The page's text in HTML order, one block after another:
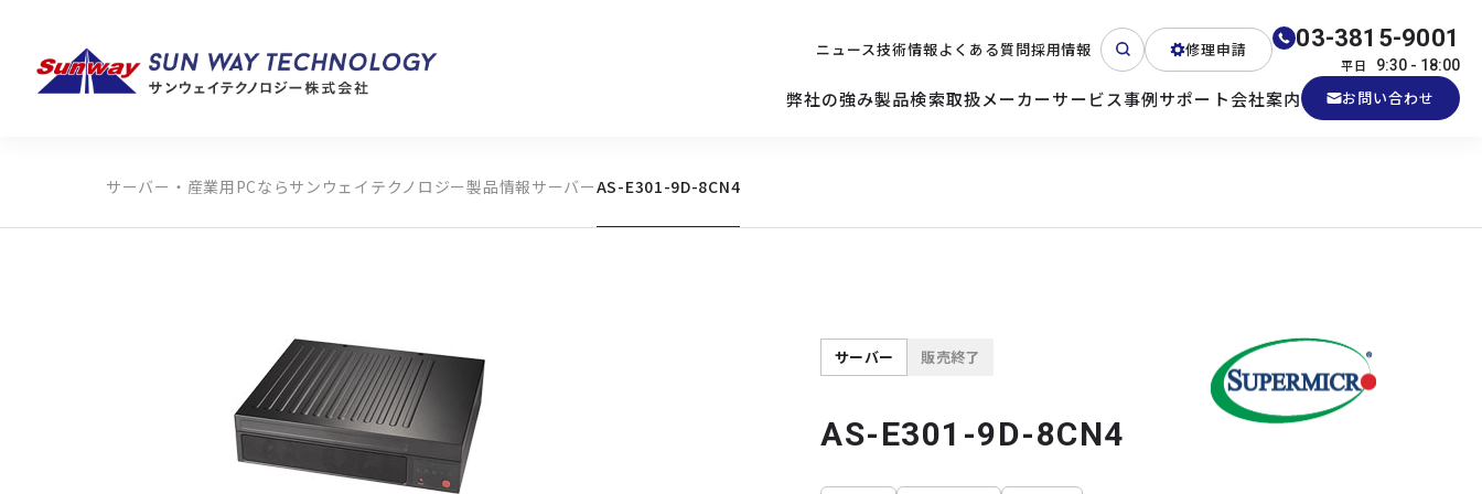
ニュース技術情報よくある質問採用情報 修理申請 03-3815-9001
平日 9:30 - 18:00
弊社の強み製品検索
製品カテゴリから探す
メーカーから探す
サーバー 産業用PC
取扱メーカーサービス
キッティング
事例サポート
ご購入を検討されている方へ
会社案内 お問い合わせ
サーバー・産業用PCならサンウェイテクノロジー製品情報サーバーAS-E301-9D-8CN4
サーバー 販売終了
AS-E301-9D-8CN4